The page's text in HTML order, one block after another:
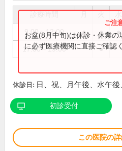
9:00～12:00 ● ● ●
17:00～19:00 ●
お盆(8月中旬)は休診・休業
に必ず医療機関に直接ご確認
休診日: 日、祝、月午後、水午後
初診受付
この医院の